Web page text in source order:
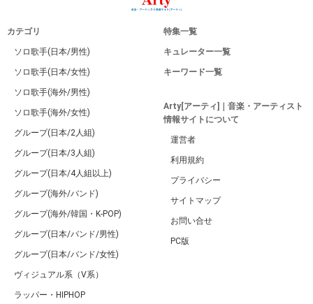
カテゴリ
ソロ歌手(日本/男性)
ソロ歌手(日本/女性)
ソロ歌手(海外/男性)
ソロ歌手(海外/女性)
グループ(日本/2人組)
グループ(日本/3人組)
グループ(日本/4人組以上)
グループ(海外/バンド)
グループ(海外/韓国・K-POP)
グループ(日本/バンド/男性)
グループ(日本/バンド/女性)
ヴィジュアル系（V系）
ラッパー・HIPHOP
特集一覧
キュレーター一覧
キーワード一覧
Arty[アーティ]｜音楽・アーティスト
情報サイトについて
運営者
利用規約
プライバシー
サイトマップ
お問い合せ
PC版